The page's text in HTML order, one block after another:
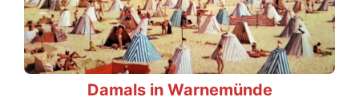
Damals in Warnemünde